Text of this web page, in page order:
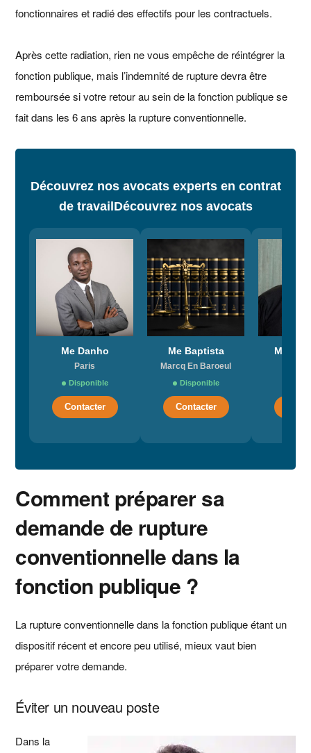
fonctionnaires et radié des effectifs pour les contractuels.
Après cette radiation, rien ne vous empêche de réintégrer la
fonction publique, mais l’indemnité de rupture devra être
remboursée si votre retour au sein de la fonction publique se
fait dans les 6 ans après la rupture conventionnelle.
Découvrez nos avocats experts en contrat
de travailDécouvrez nos avocats
Me Danho
Paris
Disponible
Contacter
Me Baptista
Marcq En Baroeul
Disponible
Contacter
Me
Comment préparer sa
demande de rupture
conventionnelle dans la
fonction publique ?
La rupture conventionnelle dans la fonction publique étant un
dispositif récent et encore peu utilisé, mieux vaut bien
préparer votre demande.
Éviter un nouveau poste
Dans la